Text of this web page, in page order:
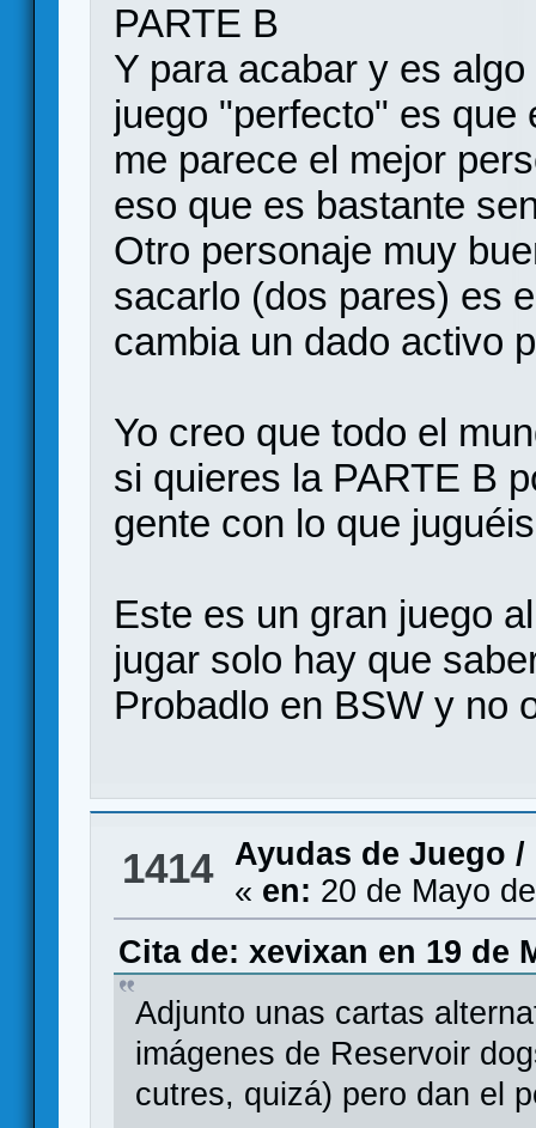
PARTE B
Y para acabar y es
juego "perfecto" es que
me parece el mejor
eso que es bastante
Otro personaje muy
sacarlo (dos pares) es
cambia un dado activo
Yo creo que todo el
si quieres la PARTE B
gente con lo que
Este es un gran juego
jugar solo hay que
Probadlo en BSW y no
1414 Ayudas de Juego /
« en: 20 de Mayo
Cita de: xevixan en 19 de
Adjunto unas cartas
imágenes de Reservoir
cutres, quizá) pero dan el